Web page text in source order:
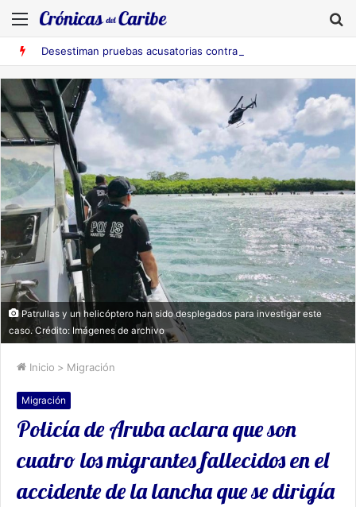
Menú
Patrullas y un helicóptero han sido desplegados para investigar este
caso. Crédito: Imágenes de archivo
Inicio > Migración
Migración
Policía de Aruba aclara que son
cuatro los migrantes fallecidos en el
accidente de la lancha que se dirigía